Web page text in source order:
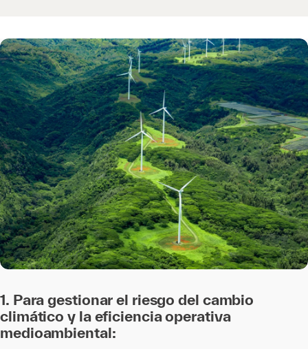
1. Para gestionar el riesgo del cambio
climático y la eficiencia operativa
medioambiental: